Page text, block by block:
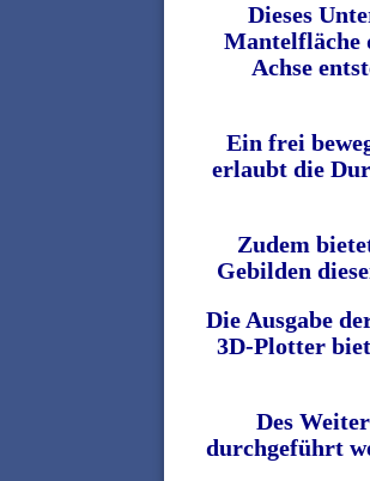
Dieses
Mantelfläche
Achse
Ein frei
erlaubt die
Zudem
Gebilden
Die Ausgabe
3D-Plotter
Des
durchgeführt